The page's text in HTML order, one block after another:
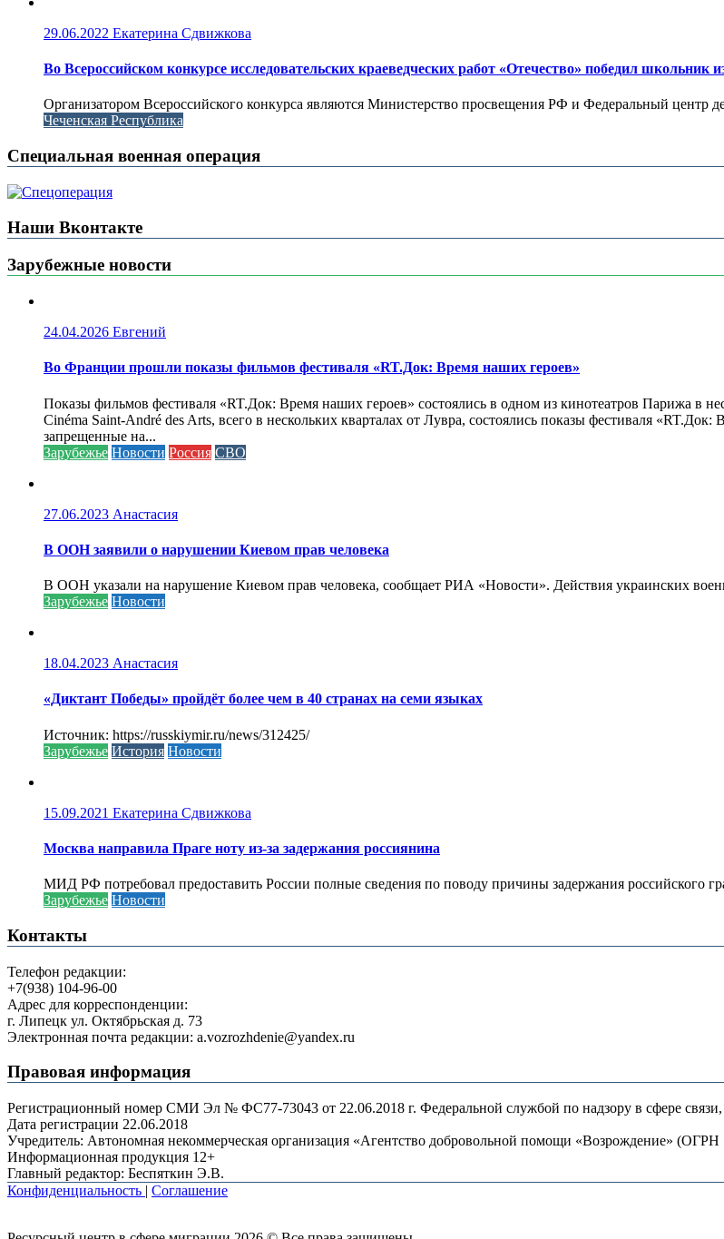
29.06.2022 Екатерина Сдвижкова
Во Всероссийском конкурсе исследовательских краеведческих работ «Отечество» победил школьник
Организатором Всероссийского конкурса являются Министерство просвещения РФ и Федеральный центр
Чеченская Республика
Специальная военная операция
Наши Вконтакте
Зарубежные новости
24.04.2026 Евгений
Во Франции прошли показы фильмов фестиваля «RT.Док: Время наших героев»
Показы фильмов фестиваля «RT.Док: Время наших героев» состоялись в одном из кинотеатров Парижа в
Cinéma Saint-André des Arts, всего в нескольких кварталах от Лувра, состоялись показы фестиваля
запрещенные на...
Зарубежье Новости Россия СВО
27.06.2023 Анастасия
В ООН заявили о нарушении Киевом прав человека
В ООН указали на нарушение Киевом прав человека, сообщает РИА «Новости». Действия украинских
Зарубежье Новости
18.04.2023 Анастасия
«Диктант Победы» пройдёт более чем в 40 странах на семи языках
Источник: https://russkiymir.ru/news/312425/
Зарубежье История Новости
15.09.2021 Екатерина Сдвижкова
Москва направила Праге ноту из-за задержания россиянина
МИД РФ потребовал предоставить России полные сведения по поводу причины задержания российского
Зарубежье Новости
Контакты
Телефон редакции:
+7(938) 104-96-00
Адрес для корреспонденции:
г. Липецк ул. Октябрьская д. 73
Электронная почта редакции: a.vozrozhdenie@yandex.ru
Правовая информация
Регистрационный номер СМИ Эл № ФС77-73043 от 22.06.2018 г. Федеральной службой по надзору в сфере
Дата регистрации 22.06.2018
Учредитель: Автономная некоммерческая организация «Агентство добровольной помощи «Возрождение» (ОГРН
Информационная продукция 12+
Главный редактор: Беспяткин Э.В.
Конфиденциальность | Соглашение